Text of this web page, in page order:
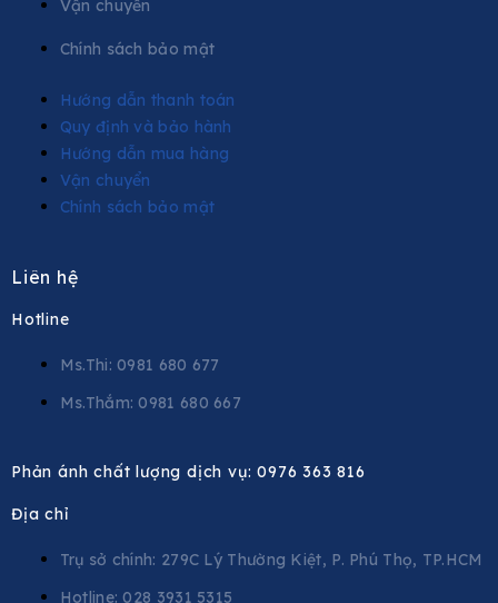
Vận chuyển
Chính sách bảo mật
Hướng dẫn thanh toán
Quy định và bảo hành
Hướng dẫn mua hàng
Vận chuyển
Chính sách bảo mật
Liên hệ
Hotline
Ms.Thi: 0981 680 677
Ms.Thắm: 0981 680 667
Phản ánh chất lượng dịch vụ:0976 363 816
Địa chỉ
Trụ sở chính: 279C Lý Thường Kiệt, P. Phú Thọ, TP.HCM
Hotline: 028 3931 5315